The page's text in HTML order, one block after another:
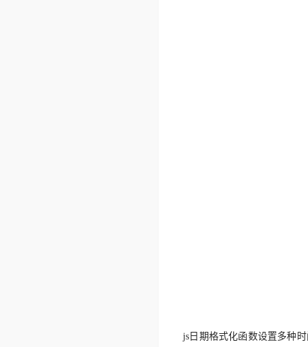
js日期格式化函数设置多种